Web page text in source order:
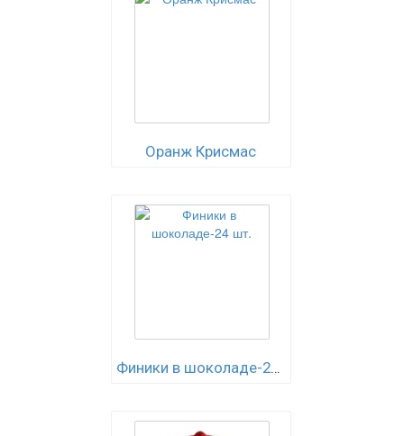
Оранж Крисмас
Финики в шоколаде-24 шт.